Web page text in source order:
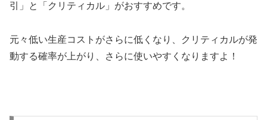
引」と「クリティカル」がおすすめです。
元々低い生産コストがさらに低くなり、クリティカルが発
動する確率が上がり、さらに使いやすくなりますよ！